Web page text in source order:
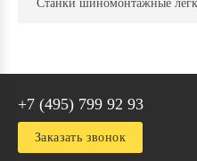
Станки шиномонтажные
+7 (495) 799 92 93
Заказать звонок